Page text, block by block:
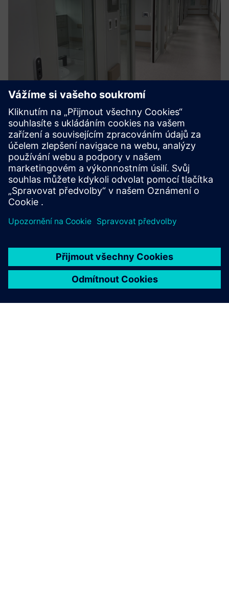
AIRLOCK(InterLock) System
Systém Air-Lock minimalizuje tlakové ztráty a zabraňuje
křížové kontaminaci blokováním plynů, bakterií, UV záření
a hluku pomocí blokovacích dveří.
Další informace